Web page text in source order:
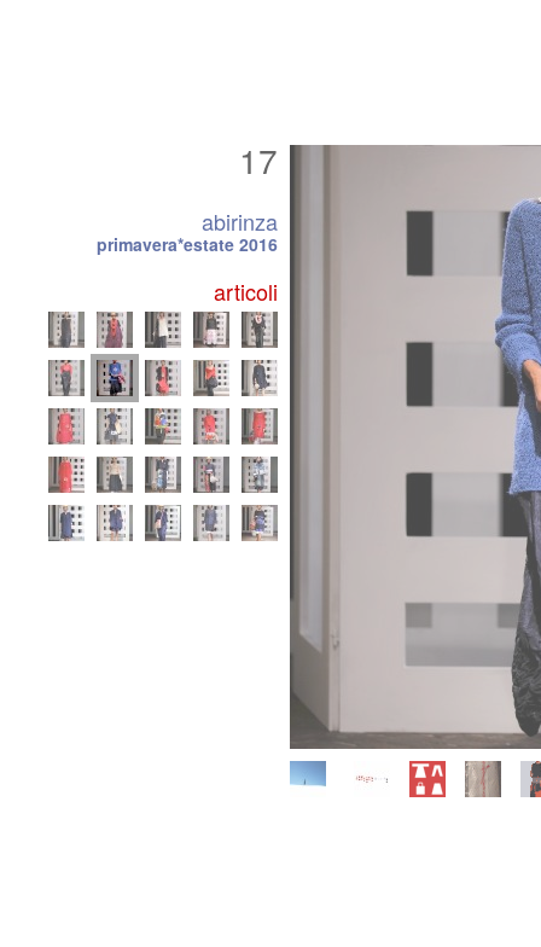
17
abirinza
primavera*estate 2016
articoli